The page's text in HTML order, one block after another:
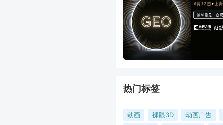
热门标签
动画 裸眼3D 动画广告